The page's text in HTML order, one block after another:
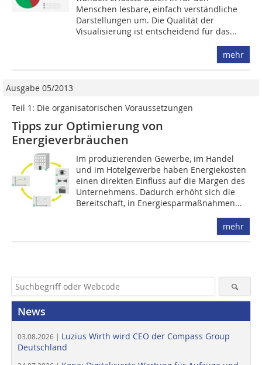
Menschen lesbare, einfach verständliche
Darstellungen um. Die Qualität der
Visualisierung ist entscheidend für das...
mehr
Ausgabe 05/2013
Teil 1: Die organisatorischen Voraussetzungen
Tipps zur Optimierung von
Energieverbräuchen
Im produzierenden Gewerbe, im Handel
und im Hotelgewerbe haben Energie­kosten
einen direkten Einfluss auf die Margen des
Unternehmens. Dadurch erhöht sich die
Bereitschaft, in Energiesparmaßnahmen...
mehr
News
03.08.2026 | Luzius Wirth wird CEO der Compass Group
Deutschland